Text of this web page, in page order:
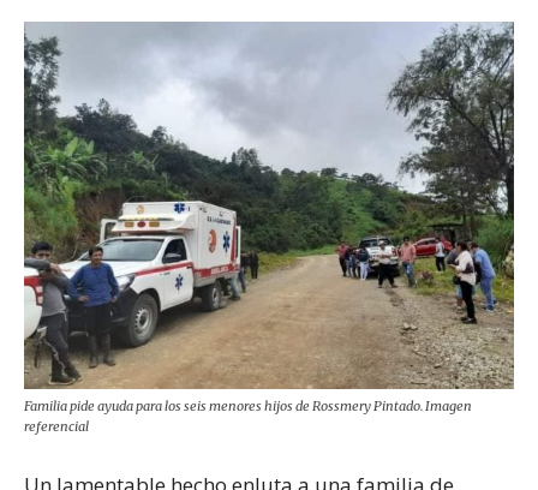
Familia pide ayuda para los seis menores hijos de Rossmery Pintado. Imagen
referencial